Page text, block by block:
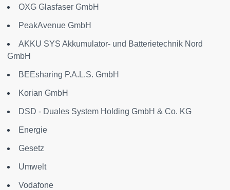
OXG Glasfaser GmbH
PeakAvenue GmbH
AKKU SYS Akkumulator- und Batterietechnik Nord
GmbH
BEEsharing P.A.L.S. GmbH
Korian GmbH
DSD - Duales System Holding GmbH & Co. KG
Energie
Gesetz
Umwelt
Vodafone